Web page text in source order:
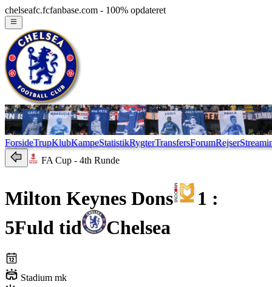
chelseafc.fcfanbase.com - 100% opdateret
ForsideTrupKlubKampeStatistikRygterTransfersForumRejser
FA Cup - 4th Runde
Milton Keynes Dons
1 :
5Fuld tid Chelsea
Stadium mk